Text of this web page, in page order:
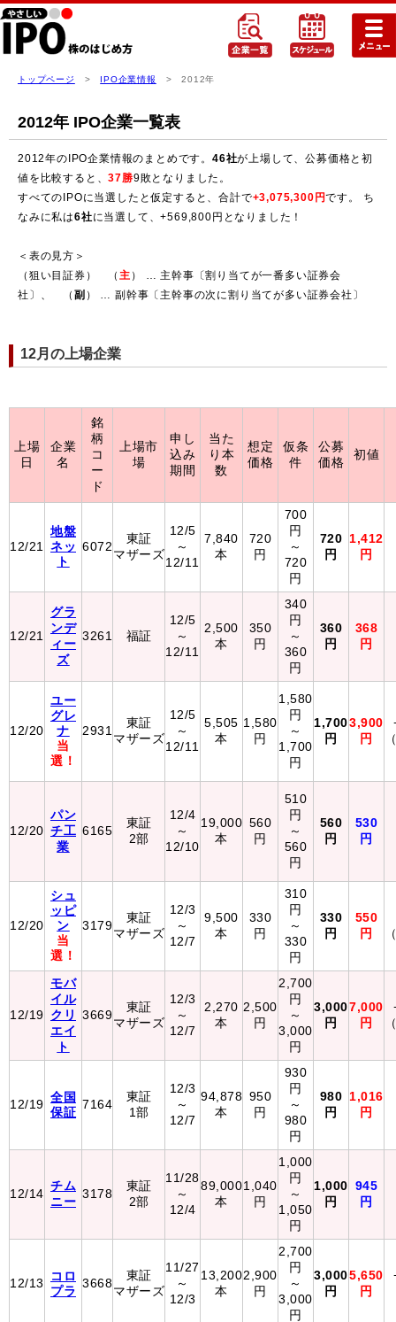
トップページ > IPO企業情報 > 2012年
2012年 IPO企業一覧表
2012年のIPO企業情報のまとめです。 46社が上場して、公募価格と初
値を比較すると、37勝9敗となりました。
すべてのIPOに当選したと仮定すると、合計で+3,075,300円です。 ち
なみに私は6社に当選して、+569,800円となりました！
＜表の見方＞
（狙い目証券） （主 ） … 主幹事〔割り当てが一番多い証券会
社〕、 （ 副 ） … 副幹事〔主幹事の次に割り当てが多い証券会社〕
12月の上場企業
上場
日
企業
名
銘
柄
コ
ー
ド
上場市
場
申し
込み
期間
当た
り本
数
想定
価格
仮条
件
公募
価格
初値
12/21
地盤
ネッ
ト
6072
東証
マザーズ
12/5
～
12/11
7,840
本
720
円
700
円
～
720
円
720
円
1,412
円
12/21
グラ
ンデ
ィー
ズ
3261 福証
12/5
～
12/11
2,500
本
350
円
340
円
～
360
円
360
円
368
円
12/20
ユー
グレ
ナ
当
選！
2931
東証
マザーズ
12/5
～
12/11
5,505
本
1,580
円
1,580
円
～
1,700
円
1,700
円
3,900
円
12/20
パン
チ工
業
6165
東証
2部
12/4
～
12/10
19,000
本
560
円
510
円
～
560
円
560
円
530
円
12/20
シュ
ッピ
ン
当
選！
3179
東証
マザーズ
12/3
～
12/7
9,500
本
330
円
310
円
～
330
円
330
円
550
円
12/19
モバ
イル
クリ
エイ
ト
3669
東証
マザーズ
12/3
～
12/7
2,270
本
2,500
円
2,700
円
～
3,000
円
3,000
円
7,000
円
12/19
全国
保証
7164
東証
1部
12/3
～
12/7
94,878
本
950
円
930
円
～
980
円
980
円
1,016
円
12/14
チム
ニー
3178
東証
2部
11/28
～
12/4
89,000
本
1,040
円
1,000
円
～
1,050
円
1,000
円
945
円
12/13
コロ
プラ
3668
東証
マザーズ
11/27
～
12/3
13,200
本
2,900
円
2,700
円
～
3,000
円
3,000
円
5,650
円